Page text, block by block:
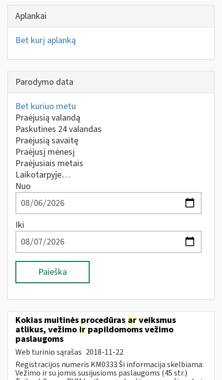
Aplankai
Bet kurį aplanką
Parodymo data
Bet kuriuo metu
Praėjusią valandą
Paskutines 24 valandas
Praėjusią savaitę
Praėjusį mėnesį
Praėjusiais metais
Laikotarpyje…
Nuo
Iki
Paieška
Kokias muitinės procedūras ar veiksmus
atlikus, vežimo ir papildomoms vežimo
paslaugoms
Web turinio sąrašas 2018-11-22
Registracijos numeris KM0333 Ši informacija skelbiama:
Vežimo ir su jomis susijusioms paslaugoms (45 str.)